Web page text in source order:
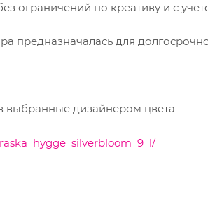
ограничений по креативу и с
предназначалась для
выбранные дизайнером цвета